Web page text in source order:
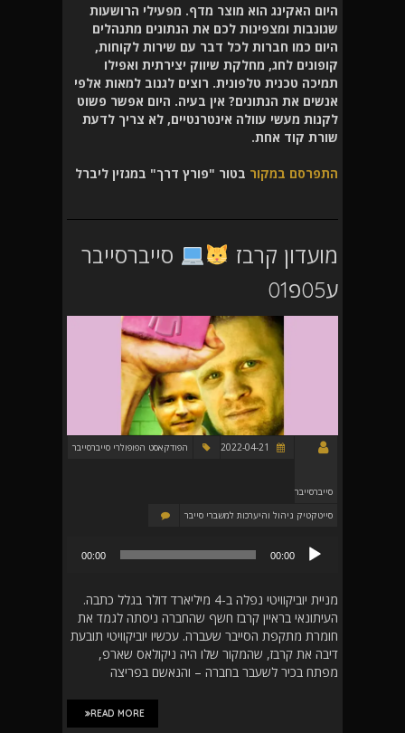
היום האקינג הוא מוצר מדף. מפעילי הרושעות
שגונבות ומצפינות לכם את הנתונים מתנהלים
היום כמו חברות לכל דבר עם שירות לקוחות,
קופונים לחג, מחלקת שיווק יצירתית ואפילו
תמיכה טכנית טלפונית. רוצים לגנוב למאות אלפי
אנשים את הנתונים? אין בעיה. היום אפשר פשוט
לקנות מעשי עוולה אינטרנטיים, לא צריך לדעת
שורת קוד אחת.
התפרסם במקור בטור "פורץ דרך" במגזין ליברל
מועדון קרבז
סייברסייבר
ע05פ01
סייברסייבר
הפודקאסט הפופולרי סייברסייבר
סייטקטיק ניהול והיערכות למשברי סייבר
אודיו
00:00
00:00
מניית יוביקוויטי נפלה ב-4 מיליארד דולר בגלל כתבה.
העיתונאי בראיין קרבז חשף שהחברה ניסתה לגמד את
חומרת מתקפת הסייבר שעברה. עכשיו יוביקוויטי תובעת
דיבה את קרבז, שהמקור שלו היה ניקולאס שארפ,
מפתח בכיר לשעבר בחברה – והנאשם בפריצה
READ MORE